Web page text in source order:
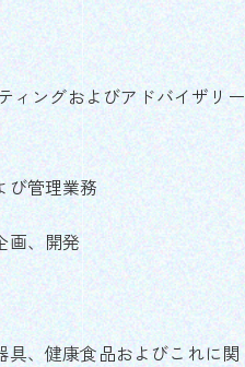
ィングおよびアドバイザリー
び管理業務
画、開発
、健康食品およびこれに関